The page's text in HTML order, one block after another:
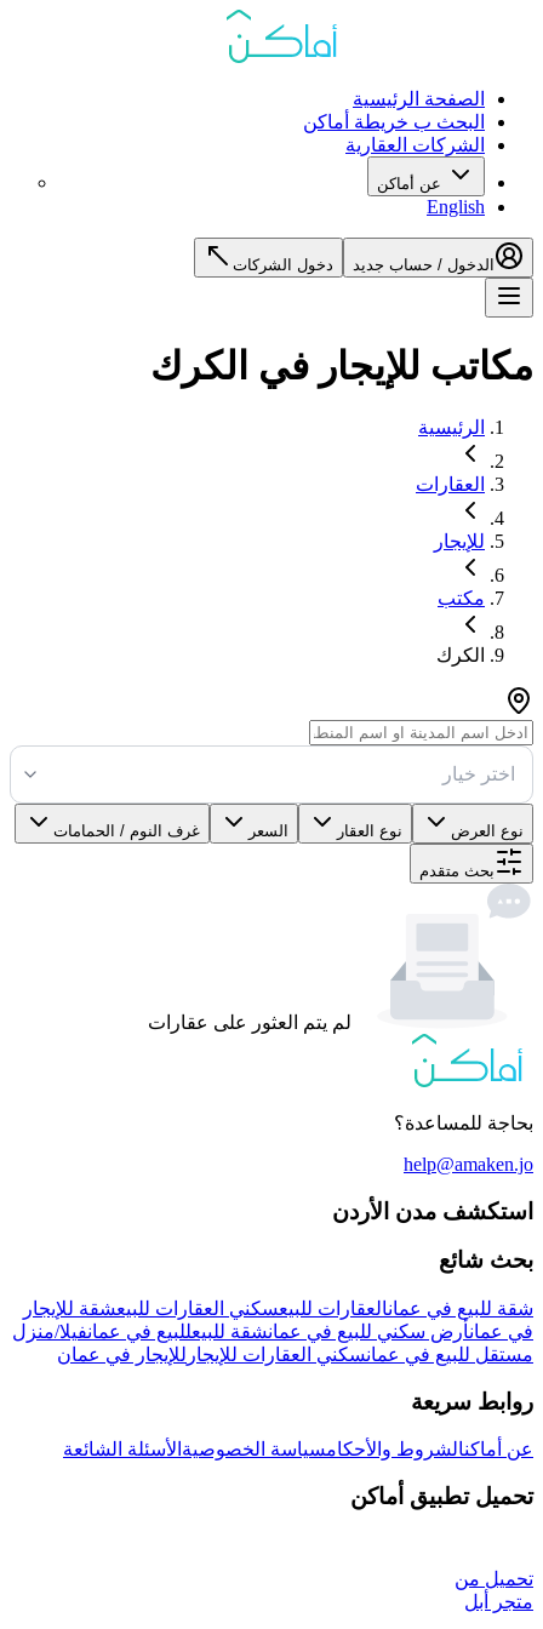
الصفحة الرئيسية
البحث ب خريطة أماكن
الشركات العقارية
عن أماكن
English
الدخول / حساب جديد دخول الشركات
مكاتب للإيجار في الكرك
الرئيسية
العقارات
للإيجار
مكتب
الكرك
اختر خيار
نوع العرض نوع العقار السعر غرف النوم / الحمامات
بحث متقدم
لم يتم العثور على عقارات
بحاجة للمساعدة؟
help@amaken.jo
استكشف مدن الأردن
بحث شائع
شقة للبيع في عمانالعقارات للبيعسكني العقارات للبيعشقة للإيجار
في عمانأرض سكني للبيع في عمانشقة للبيعللبيع في عمانفيلا/منزل
مستقل للبيع في عمانسكني العقارات للإيجار للإيجار في عمان
روابط سريعة
عن أماكنالشروط والأحكامسياسة الخصوصية الأسئلة الشائعة
تحميل تطبيق أماكن
تحميل من
متجر أبل